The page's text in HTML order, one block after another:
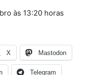
às 13:20 horas
X Mastodon
Telegram